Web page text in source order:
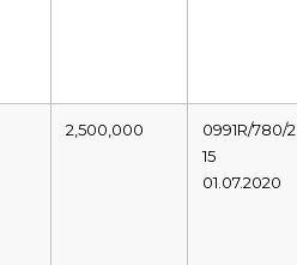
2,500,000
0991R/780/
15
01.07.2020